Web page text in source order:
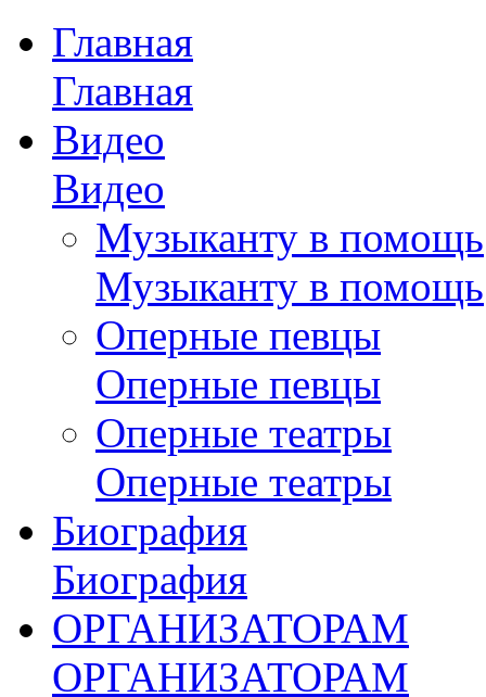
Главная
Главная
Видео
Видео
Музыканту в помощь
Музыканту в помощь
Оперные певцы
Оперные певцы
Оперные театры
Оперные театры
Биография
Биография
ОРГАНИЗАТОРАМ
ОРГАНИЗАТОРАМ